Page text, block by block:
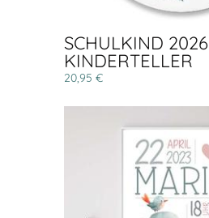
SCHULKIND 2026
KINDERTELLER
20,95 €